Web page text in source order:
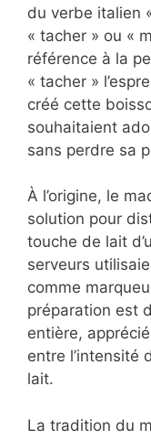
du verbe italien
« tacher » ou «
référence à la
« tacher »
créé cette
souhaitaient
sans perdre sa
À l’origine, le
solution pour
touche de lait
serveurs
comme
préparation est
entière,
entre l’intensité
lait.
La tradition du